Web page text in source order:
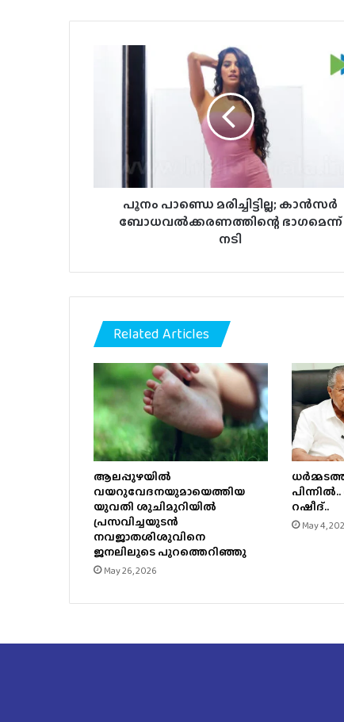
മരിച്ചിട്ടില്ല;
ബോധവൽക്കരണത്തിന്റെ
പൂനം പാണ്ഡെ മരിച്ചിട്ടില്ല; കാൻസർ
ബോധവൽക്കരണത്തിന്റെ ഭാഗമെന്ന്
നടി
Related Articles
ആലപ്പുഴയിൽ
വയറുവേദനയുമായെത്തിയ
യുവതി ശുചിമുറിയിൽ
പ്രസവിച്ചയുടൻ
നവജാതശിശുവിനെ
ജനലിലൂടെ പുറത്തെറിഞ്ഞു
May 26, 2026
റഷീദ്..
May 4,